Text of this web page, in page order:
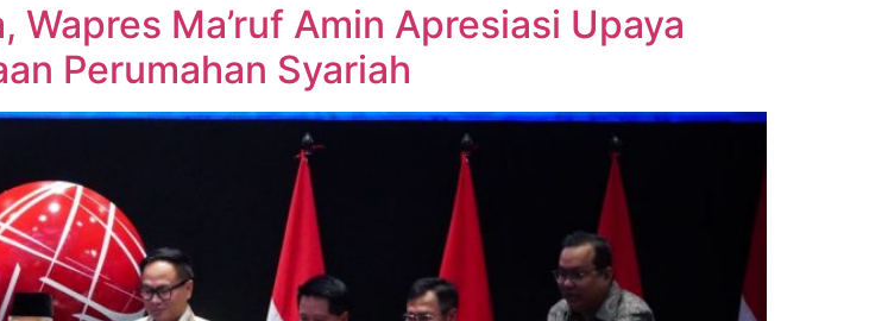
Ma’ruf Amin Apresiasi Upaya
Perumahan Syariah